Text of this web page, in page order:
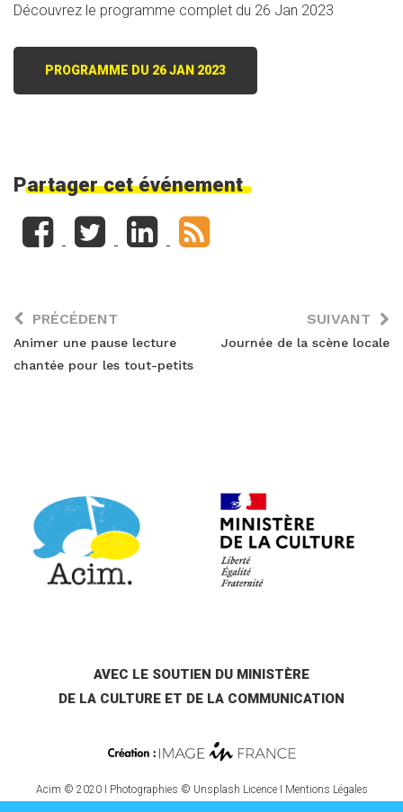
Découvrez le programme complet du 26 Jan 2023
PROGRAMME DU 26 JAN 2023
Partager cet événement
PRÉCÉDENT
Animer une pause lecture
chantée pour les tout-petits
SUIVANT
Journée de la scène locale
AVEC LE SOUTIEN DU MINISTÈRE
DE LA CULTURE ET DE LA COMMUNICATION
Acim © 2020 I Photographies © Unsplash Licence I Mentions Légales